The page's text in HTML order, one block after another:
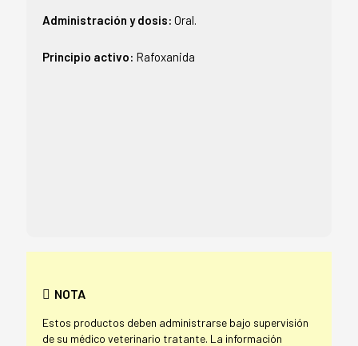
Administración y dosis: Oral.
Principio activo: Rafoxanida
NOTA
Estos productos deben administrarse bajo supervisión
de su médico veterinario tratante. La información